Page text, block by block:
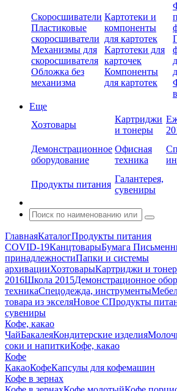
Скоросшиватели
Пластиковые
скоросшиватели
Механизмы для
скоросшивателя
Обложка без
механизма
Картотеки и
компоненты
для картотек
Картотеки для
карточек
Компоненты
для картотек
Еще
Хозтовары
Картриджи
и тонеры
Демонстрационное
оборудование
Офисная
техника
Продукты питания
Галантерея,
сувениры
ГлавнаяКаталогПродукты питания
COVID-19КанцтоварыБумага
принадлежностиПапки и системы
архивацииХозтоварыКартриджи и
2016Школа 2015Демонстрационное
техникаСпецодежда, инструменты
товара из экселяНовое СПродукты
сувениры
Кофе, какао
ЧайБакалеяКондитерские изделия
соки и напиткиКофе, какао
Кофе
КакаоКофеКапсулы для кофемашин
Кофе в зернах